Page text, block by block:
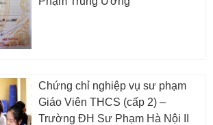
Chứng chỉ nghiệp vụ sư phạm
Giáo Viên THCS (cấp 2) –
Trường ĐH Sư Phạm Hà Nội II